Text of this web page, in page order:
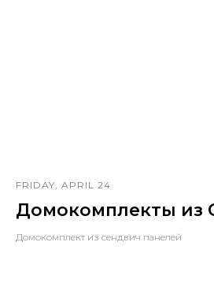
FRIDAY, APRIL 24
Домокомплекты из
Домокомплект из сендвич панелей